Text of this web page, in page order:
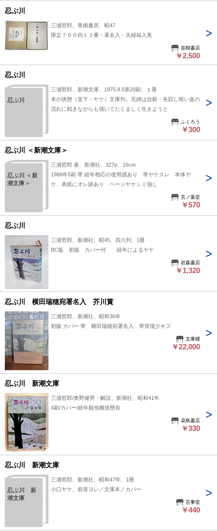
忍ぶ川
三浦哲郎、青娥書房、昭47
限定７００内１３番・署名入・夫婦箱入美
並樹書店
￥2,500
忍ぶ川
忍ぶ川
三浦哲郎、新潮文庫、1975.8.5第29刷、１冊
本の状態（並下・ヤケ）文庫判。兄姉は自殺・失踪し暗い血の
流れに戦きながらも強いてたくましく生きようと
ふくろう
￥300
忍ぶ川 ＜新潮文庫＞
忍ぶ川 ＜新
潮文庫＞
三浦哲郎 著、新潮社、327p、16cm
1966年5刷 帯 経年相応の使用感あり 帯ヤケスレ 本体ヤ
ケ、表紙にオレ跡あり ページヤケシミ強し
言ノ葉堂
￥570
忍ぶ川
三浦哲郎、新潮社、昭45、四六判、1冊
BC版 初版 カバー付 経年によるヤケ
岩森書店
￥1,320
忍ぶ川 横田瑞穂宛署名入 芥川賞
三浦哲郎、新潮社、昭和36年
初版 カバー 帯 横田瑞穂宛署名入 帯背僅少キズ
文庫櫂
￥22,000
忍ぶ川 新潮文庫
三浦哲郎/奥野健男・解説、新潮社、昭和41年
4刷/カバー/経年観他概状態良
花島書店
￥330
忍ぶ川 新潮文庫
忍ぶ川 新
潮文庫
三浦哲郎、新潮社、昭和47年、1冊
小口ヤケ、前扉ヨレ／文庫本／カバー
言事堂
￥440